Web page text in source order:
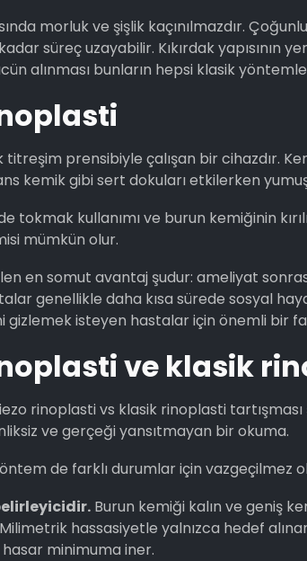
morluk ve şişlik kaçınılmazdır.
süreç uzayabilir. Kıkırdak yapısının
alınması bunların hepsi klasik
titreşim prensibiyle çalışan bir cihazdır.
kemik gibi sert dokuları etkilerken
tokmak kullanımı ve burun kemiğinin
mümkün olur.
en somut avantaj şudur: ameliyat
genellikle daha kısa sürede sosyal
gizlemek isteyen hastalar için önemli bir
ve klasik
rinoplasti vs klasik rinoplasti tartışması
ve gerçeği yansıtmayan bir okuma.
de farklı durumlar için vazgeçilmez
Burun kemiği kalın ve geniş
hassasiyetle yalnızca hedef
hasar minimuma iner.